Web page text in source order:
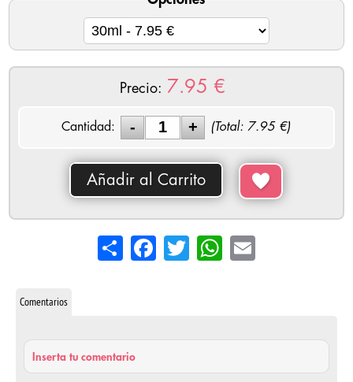
Precio: 7.95 €
Cantidad: (Total: 7.95 €)
Añadir al Carrito
Share FacebookTwitterWhatsApp
Email
Comentarios
Inserta tu comentario